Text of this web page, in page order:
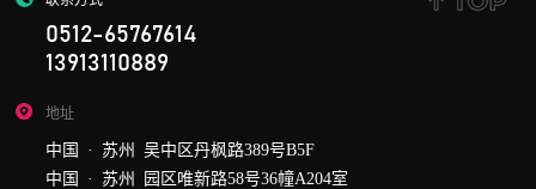
0512-65767614
13913110889
地址
中国 · 苏州 吴中区丹枫路389号B5F
中国 · 苏州 园区唯新路58号36幢A204室